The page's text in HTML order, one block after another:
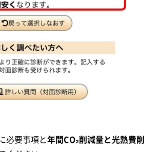
必要事項と年間CO₂削減量と光熱費削